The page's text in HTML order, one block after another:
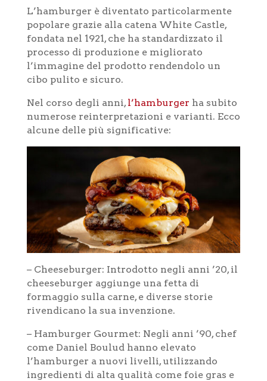
L’hamburger è diventato particolarmente
popolare grazie alla catena White Castle,
fondata nel 1921, che ha standardizzato il
processo di produzione e migliorato
l’immagine del prodotto rendendolo un
cibo pulito e sicuro.
Nel corso degli anni, l’hamburger ha subito
numerose reinterpretazioni e varianti. Ecco
alcune delle più significative:
– Cheeseburger: Introdotto negli anni ’20, il
cheeseburger aggiunge una fetta di
formaggio sulla carne, e diverse storie
rivendicano la sua invenzione.
– Hamburger Gourmet: Negli anni ’90, chef
come Daniel Boulud hanno elevato
l’hamburger a nuovi livelli, utilizzando
ingredienti di alta qualità come foie gras e